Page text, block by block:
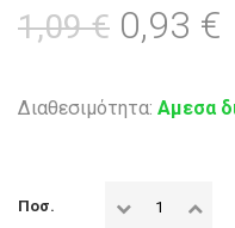
1,09 € 0,93 €
Διαθεσιμότητα: Αμεσα
Ποσ.